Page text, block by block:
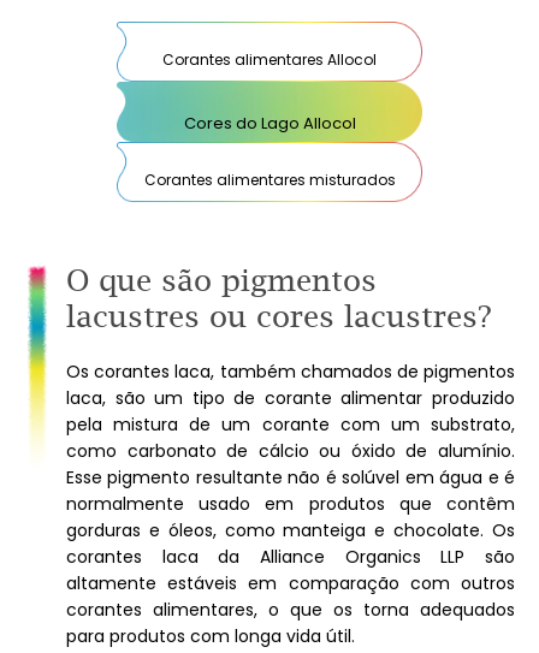
Corantes alimentares Allocol
Cores do Lago Allocol
Corantes alimentares misturados
O que são pigmentos
lacustres ou cores lacustres?
Os corantes laca, também chamados de pigmentos
laca, são um tipo de corante alimentar produzido
pela mistura de um corante com um substrato,
como carbonato de cálcio ou óxido de alumínio.
Esse pigmento resultante não é solúvel em água e é
normalmente usado em produtos que contêm
gorduras e óleos, como manteiga e chocolate. Os
corantes laca da Alliance Organics LLP são
altamente estáveis ​​em comparação com outros
corantes alimentares, o que os torna adequados
para produtos com longa vida útil.